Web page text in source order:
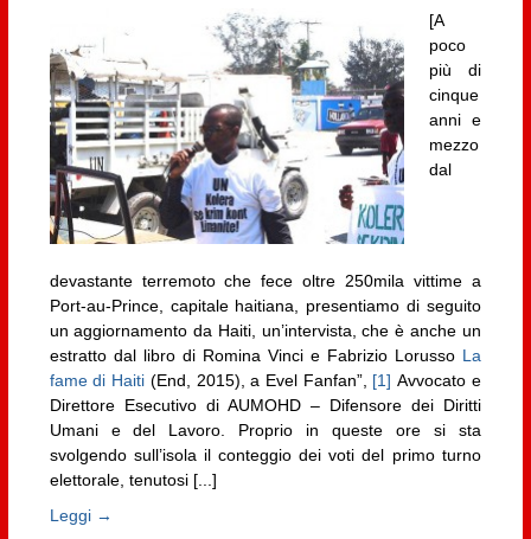
[A
poco
più di
cinque
anni e
mezzo
dal
devastante terremoto che fece oltre 250mila vittime a
Port-au-Prince, capitale haitiana, presentiamo di seguito
un aggiornamento da Haiti, un’intervista, che è anche un
estratto dal libro di Romina Vinci e Fabrizio Lorusso La
fame di Haiti (End, 2015), a Evel Fanfan”, [1] Avvocato e
Direttore Esecutivo di AUMOHD – Difensore dei Diritti
Umani e del Lavoro. Proprio in queste ore si sta
svolgendo sull’isola il conteggio dei voti del primo turno
elettorale, tenutosi [...]
Leggi →